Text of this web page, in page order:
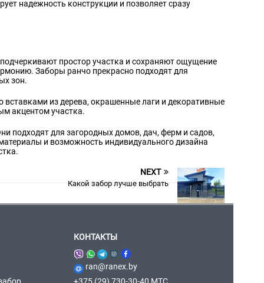
надежность конструкции и позволяет сразу
простор участка и сохраняют ощущение
Заборы ранчо прекрасно подходят для
зон.
из дерева, окрашенные лаги и декоративные
акцентом участка.
подходят для загородных домов, дач, ферм и садов,
и возможность индивидуального дизайна
NEXT
Какой забор лучше выбрать
КОНТАКТЫ
ran@ranex.by